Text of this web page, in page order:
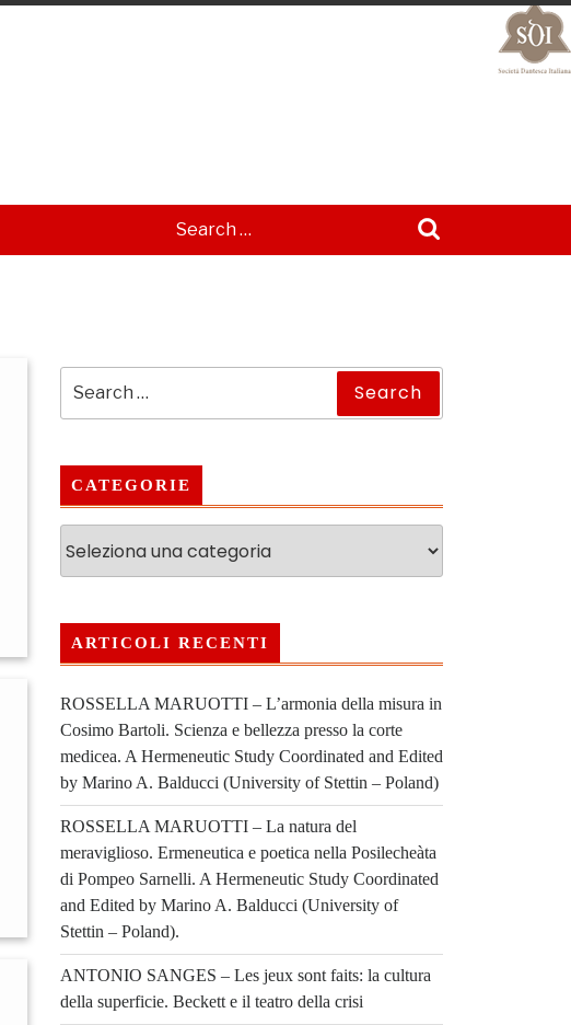
Search
CATEGORIE
ARTICOLI RECENTI
ROSSELLA MARUOTTI – L’armonia della misura in
Cosimo Bartoli. Scienza e bellezza presso la corte
medicea. A Hermeneutic Study Coordinated and Edited
by Marino A. Balducci (University of Stettin – Poland)
ROSSELLA MARUOTTI – La natura del
meraviglioso. Ermeneutica e poetica nella Posilecheàta
di Pompeo Sarnelli. A Hermeneutic Study Coordinated
and Edited by Marino A. Balducci (University of
Stettin – Poland).
ANTONIO SANGES – Les jeux sont faits: la cultura
della superficie. Beckett e il teatro della crisi